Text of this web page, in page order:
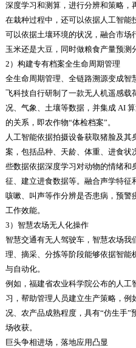
深度学习和测算，进行分辨和策略，
在栽种过程中，还可以依据人工智
可以依据土壤环境的状况，融合市
玉米还是大豆，同时做粮食产量预测
2）构建专有档案全生命周期管理
全生命周期管理、全链路溯源变成
飞科技自行研制了一款无人机遥感
况、气象、土壤等数据，并集成 AI
的关系，即农作物“体检档案”。
人工智能依据拍摄设备获取猪脸及
案，包括品种、天龄、体重、进食
些数据依据深度学习对动物的情绪
征、建立进食数据等。融合声学特征
咳嗽、叫声等作分辨是否患病，预警
工作效能。
3）智慧农场无人化操作
智慧交通有无人驾驶车，智慧农场
理、摘采、分拣等阶段能够依据智
与自动化。
例如，福建省农业科学院公布的人
习，帮助管理人员建立生产策略，
况、农产品成熟程度，具有“仿生手”
场收获。
巨头争相进场，落地应用凸显